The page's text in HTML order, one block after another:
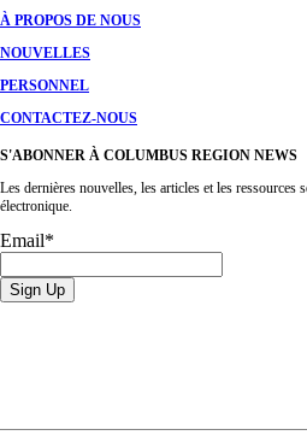
À PROPOS DE NOUS
NOUVELLES
PERSONNEL
CONTACTEZ-NOUS
S'ABONNER À COLUMBUS REGION NEWS
Les dernières nouvelles, les articles et les ressources
électronique.
Email*